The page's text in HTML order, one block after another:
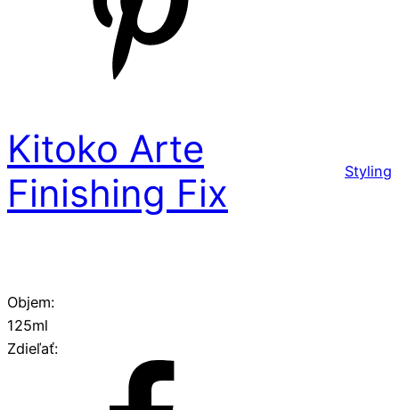
Kitoko Arte
Finishing Fix
Styling
Objem:
125ml
Zdieľať: